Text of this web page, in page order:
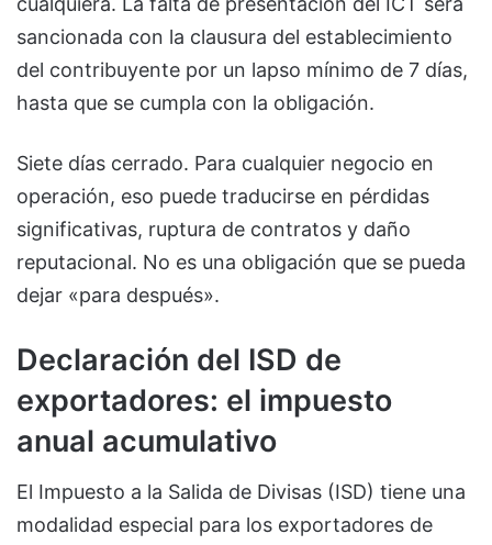
sancionada con la clausura del establecimiento
del contribuyente por un lapso mínimo de 7 días,
hasta que se cumpla con la obligación.
Siete días cerrado. Para cualquier negocio en
operación, eso puede traducirse en pérdidas
significativas, ruptura de contratos y daño
reputacional. No es una obligación que se pueda
dejar «para después».
Declaración del ISD de
exportadores: el impuesto
anual acumulativo
El Impuesto a la Salida de Divisas (ISD) tiene una
modalidad especial para los exportadores de